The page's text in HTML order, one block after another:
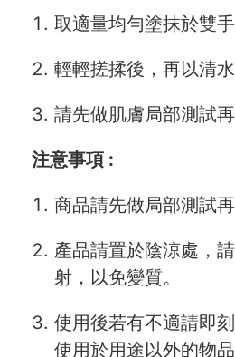
取適量均勻塗抹於雙手
輕輕搓揉後，再以清水
請先做肌膚局部測試
注意事項 :
商品請先做局部測試
產品請置於陰涼處，
射，以免變質。
使用後若有不適請即
使用於用途以外的物品